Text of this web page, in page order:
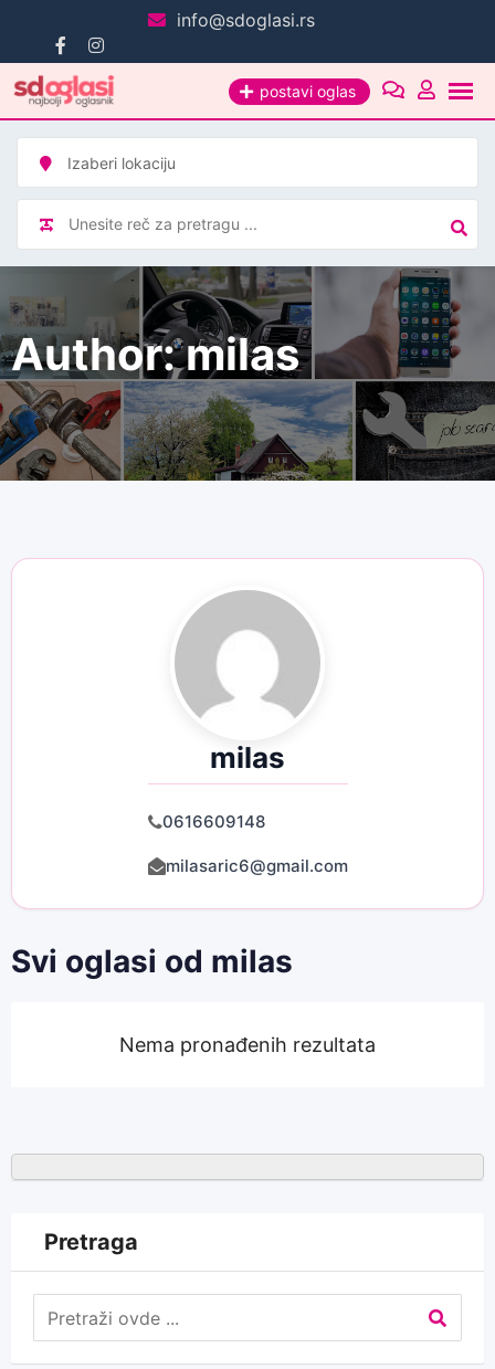
sadržaj
info@sdoglasi.rs
postavi oglas
Author: milas
milas
0616609148
milasaric6@gmail.com
Svi oglasi od milas
Nema pronađenih rezultata
Pretraga